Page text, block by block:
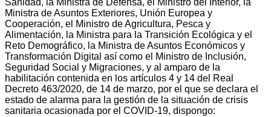
Sanidad, la Ministra de Defensa, el Ministro del Interior, la
Ministra de Asuntos Exteriores, Unión Europea y
Cooperación, el Ministro de Agricultura, Pesca y
Alimentación, la Ministra para la Transición Ecológica y el
Reto Demográfico, la Ministra de Asuntos Económicos y
Transformación Digital así como el Ministro de Inclusión,
Seguridad Social y Migraciones, y al amparo de la
habilitación contenida en los artículos 4 y 14 del Real
Decreto 463/2020, de 14 de marzo, por el que se declara el
estado de alarma para la gestión de la situación de crisis
sanitaria ocasionada por el COVID-19, dispongo: